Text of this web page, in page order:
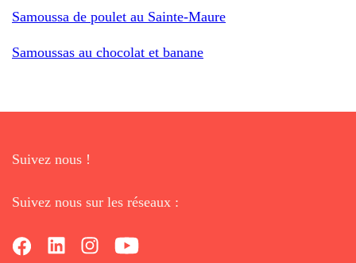
Samoussa de poulet au Sainte-Maure
Samoussas au chocolat et banane
Suivez nous !
Suivez nous sur les réseaux :